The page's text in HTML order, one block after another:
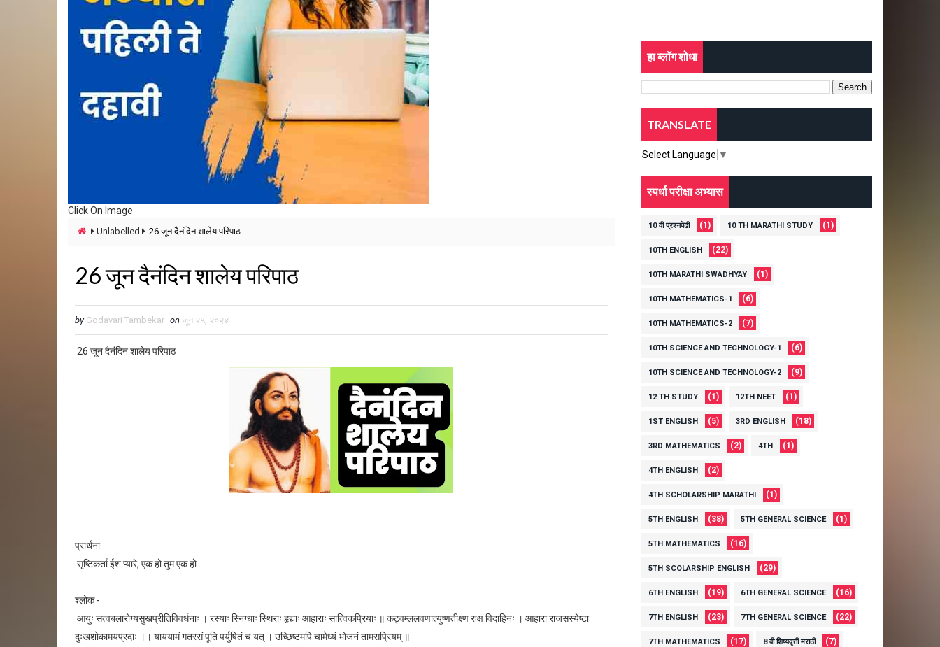
Click On Image
Unlabelled 26 जून दैनंदिन शालेय परिपाठ
26 जून दैनंदिन शालेय परिपाठ
by Godavari Tambekar on जून २५, २०२४
26 जून दैनंदिन शालेय परिपाठ
प्रार्थना
सृष्टिकर्ता ईश प्यारे, एक हो तुम एक हो....
श्लोक -
आयुः सत्वबलारोग्यसुखप्रीतिविवर्धनाः । रस्याः स्निग्धाः स्थिराः हृद्याः आहाराः सात्विकप्रियाः ॥ कट्वम्ललवणात्युष्णतीक्ष्ण रुक्ष विदाहिनः । आहारा राजसस्येष्टा
दुःखशोकामयप्रदाः ।। याययामं गतरसं पूति पर्युषितं च यत् । उच्छिष्टमपि चामेध्यं भोजनं तामसप्रियम् ॥
हा ब्लॉग शोधा
TRANSLATE
Select Language ▼
स्पर्धा परीक्षा अभ्यास
10 वी प्रश्नपेढी (1) 10 TH MARATHI STUDY (1)
10TH ENGLISH (22)
10TH MARATHI SWADHYAY (1)
10TH MATHEMATICS-1 (6)
10TH MATHEMATICS-2 (7)
10TH SCIENCE AND TECHNOLOGY-1 (6)
10TH SCIENCE AND TECHNOLOGY-2 (9)
12 TH STUDY (1) 12TH NEET (1)
1ST ENGLISH (5) 3RD ENGLISH (18)
3RD MATHEMATICS (2) 4TH (1)
4TH ENGLISH (2)
4TH SCHOLARSHIP MARATHI (1)
5TH ENGLISH (38) 5TH GENERAL SCIENCE (1)
5TH MATHEMATICS (16)
5TH SCOLARSHIP ENGLISH (29)
6TH ENGLISH (19) 6TH GENERAL SCIENCE (16)
7TH ENGLISH (23) 7TH GENERAL SCIENCE (22)
7TH MATHEMATICS (17) 8 वी शिष्यवृत्ती मराठी (7)